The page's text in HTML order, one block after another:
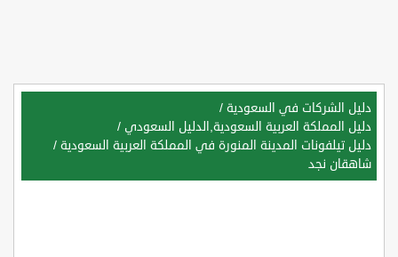
دليل الشركات في السعودية /
دليل المملكة العربية السعودية,الدليل السعودي /
دليل تيلفونات المدينة المنورة في المملكة العربية السعودية /
شاهقان نجد